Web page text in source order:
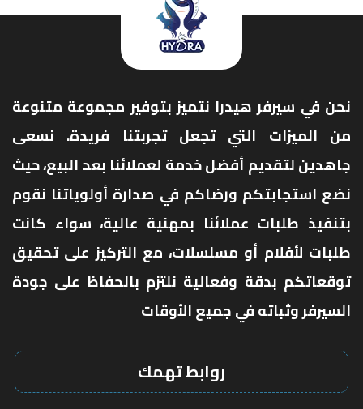
نحن في سيرفر هيدرا نتميز بتوفير مجموعة متنوعة
من الميزات التي تجعل تجربتنا فريدة. نسعى
جاهدين لتقديم أفضل خدمة لعملائنا بعد البيع، حيث
نضع استجابتكم ورضاكم في صدارة أولوياتنا نقوم
بتنفيذ طلبات عملائنا بمهنية عالية، سواء كانت
طلبات لأفلام أو مسلسلات، مع التركيز على تحقيق
توقعاتكم بدقة وفعالية نلتزم بالحفاظ على جودة
السيرفر وثباته في جميع الأوقات
روابط تهمك